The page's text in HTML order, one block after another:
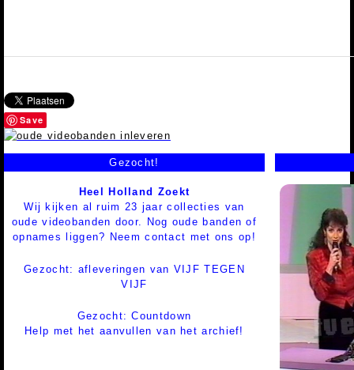
Save
Gezocht!
Heel Holland Zoekt
Wij kijken al ruim 23 jaar collecties van
oude videobanden door. Nog oude banden of
opnames liggen? Neem contact met ons op!
Gezocht: afleveringen van VIJF TEGEN
VIJF
Gezocht: Countdown
Help met het aanvullen van het archief!